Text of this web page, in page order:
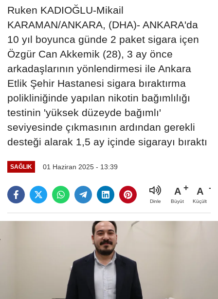
Ruken KADIOĞLU-Mikail
KARAMAN/ANKARA, (DHA)- ANKARA'da
10 yıl boyunca günde 2 paket sigara içen
Özgür Can Akkemik (28), 3 ay önce
arkadaşlarının yönlendirmesi ile Ankara
Etlik Şehir Hastanesi sigara bıraktırma
polikliniğinde yapılan nikotin bağımlılığı
testinin 'yüksek düzeyde bağımlı'
seviyesinde çıkmasının ardından gerekli
desteği alarak 1,5 ay içinde sigarayı bıraktı
SAĞLIK 01 Haziran 2025 - 13:39
Dinle
A
Büyüt
A
Küçült